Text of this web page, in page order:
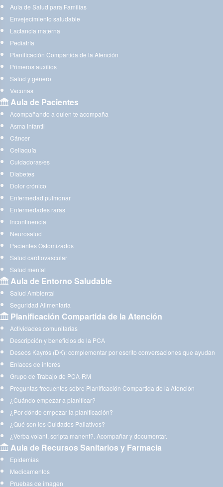
Aula de Salud para Familias
Envejecimiento saludable
Lactancia materna
Pediatría
Planificación Compartida de la Atención
Primeros auxilios
Salud y género
Vacunas
Aula de Pacientes
Acompañando a quien te acompaña
Asma infantil
Cáncer
Celiaquía
Cuidadoras/es
Diabetes
Dolor crónico
Enfermedad pulmonar
Enfermedades raras
Incontinencia
Neurosalud
Pacientes Ostomizados
Salud cardiovascular
Salud mental
Aula de Entorno Saludable
Salud Ambiental
Seguridad Alimentaria
Planificación Compartida de la Atención
Actividades comunitarias
Descripción y beneficios de la PCA
Deseos Kayrós (DK): complementar por escrito conversaciones que ayudan
Enlaces de interés
Grupo de Trabajo de PCA-RM
Preguntas frecuentes sobre Planificación Compartida de la Atención
¿Cuándo empezar a planificar?
¿Por dónde empezar la planificación?
¿Qué son los Cuidados Paliativos?
¿Verba volant, scripta manent?. Acompañar y documentar.
Aula de Recursos Sanitarios y Farmacia
Epidemias
Medicamentos
Pruebas de imagen